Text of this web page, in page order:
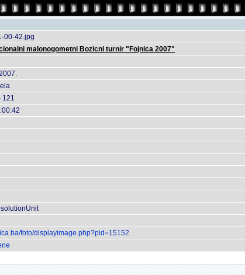
00-42.jpg
malonogometni Bozicni turnir "Fojnica 2007"
121
foto/displayimage.php?pid=15152